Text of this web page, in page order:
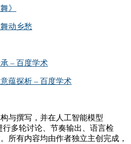
》
动乡愁
– 百度学术
蕴探析 – 百度学术
与撰写，并在人工智能模型
行多轮讨论、节奏输出、语言检
所有内容均由作者独立主创完成，